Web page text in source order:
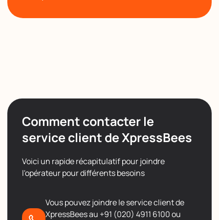
Comment contacter le
service client de XpressBees
Voici un rapide récapitulatif pour joindre
l'opérateur pour différents besoins
Vous pouvez joindre le service client de
XpressBees au +91 (020) 4911 6100 ou